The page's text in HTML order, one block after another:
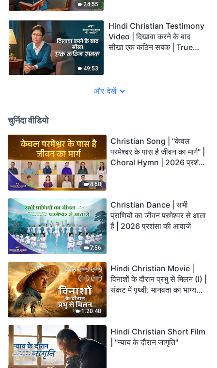
24:55
49:53
Hindi Christian Testimony
Video | दिखावा करने के बाद
सीखा एक कठिन सबक | True
और देखें
चुनिंदा वीडियो
4:58
Christian Song | "केवल
परमेश्वर के पास है जीवन का मार्ग" |
Choral Hymn | 2026 प्रशंसा
7:56
Christian Dance | सभी
प्राणियों का जीवन परमेश्वर से आता
है | 2026 प्रशंसा की आवाजें
1:20:48
Hindi Christian Movie |
विनाशों के दौरान प्रभु से मिलन (I) |
संकट में पृथ्वी: मानवता का भाग्य
Hindi Christian Short Film
| "न्याय के दौरान जागृति"